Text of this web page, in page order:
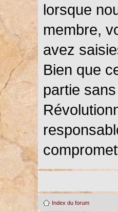
lorsque
membre,
avez
Bien que
partie
Index du forum